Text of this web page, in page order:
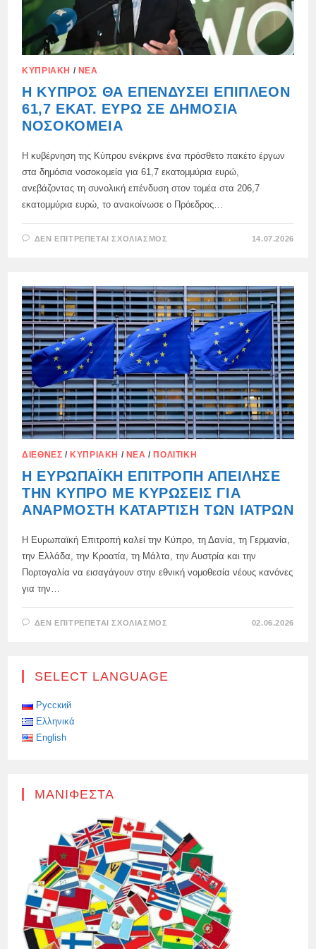
ΚΥΠΡΙΑΚΉ / ΝΈΑ
Η ΚΎΠΡΟΣ ΘΑ ΕΠΕΝΔΎΣΕΙ ΕΠΙΠΛΈΟΝ
61,7 ΕΚΑΤ. ΕΥΡΏ ΣΕ ΔΗΜΌΣΙΑ
ΝΟΣΟΚΟΜΕΊΑ
Η κυβέρνηση της Κύπρου ενέκρινε ένα πρόσθετο πακέτο έργων
στα δημόσια νοσοκομεία για 61,7 εκατομμύρια ευρώ,
ανεβάζοντας τη συνολική επένδυση στον τομέα στα 206,7
εκατομμύρια ευρώ, το ανακοίνωσε ο Πρόεδρος…
ΔΕΝ ΕΠΙΤΡΈΠΕΤΑΙ ΣΧΟΛΙΑΣΜΌΣ
ΕΠΙΠΛΈΟΝ
61,7
ΕΚΑΤ.
ΕΥΡΏ
ΣΕ
ΔΗΜΌΣΙΑ
ΝΟΣΟΚΟΜΕΊΑ
14.07.2026
ΔΙΕΘΝΈΣ /ΚΥΠΡΙΑΚΉ / ΝΈΑ /ΠΟΛΙΤΙΚΉ
Η ΕΥΡΩΠΑΪΚΉ ΕΠΙΤΡΟΠΉ ΑΠΕΊΛΗΣΕ
ΤΗΝ ΚΎΠΡΟ ΜΕ ΚΥΡΏΣΕΙΣ ΓΙΑ
ΑΝΆΡΜΟΣΤΗ ΚΑΤΆΡΤΙΣΗ ΤΩΝ ΙΑΤΡΏΝ
Η Ευρωπαϊκή Επιτροπή καλεί την Κύπρο, τη Δανία, τη Γερμανία,
την Ελλάδα, την Κροατία, τη Μάλτα, την Αυστρία και την
Πορτογαλία να εισαγάγουν στην εθνική νομοθεσία νέους κανόνες
για την…
ΔΕΝ ΕΠΙΤΡΈΠΕΤΑΙ ΣΧΟΛΙΑΣΜΌΣ
ΚΎΠΡΟ
02.06.2026
SELECT LANGUAGE
Русский
Ελληνικά
English
ΜΑΝΙΦΈΣΤΑ